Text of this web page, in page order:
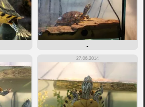
-
27.06.2014